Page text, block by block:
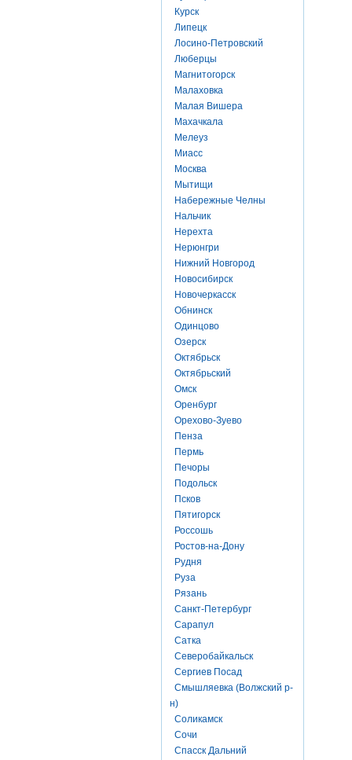
Курск
Липецк
Лосино-Петровский
Люберцы
Магнитогорск
Малаховка
Малая Вишера
Махачкала
Мелеуз
Миасс
Москва
Мытищи
Набережные Челны
Нальчик
Нерехта
Нерюнгри
Нижний Новгород
Новосибирск
Новочеркасск
Обнинск
Одинцово
Озерск
Октябрьск
Октябрьский
Омск
Оренбург
Орехово-Зуево
Пенза
Пермь
Печоры
Подольск
Псков
Пятигорск
Россошь
Ростов-на-Дону
Рудня
Руза
Рязань
Санкт-Петербург
Сарапул
Сатка
Северобайкальск
Сергиев Посад
Смышляевка (Волжский р-
н)
Соликамск
Сочи
Спасск Дальний